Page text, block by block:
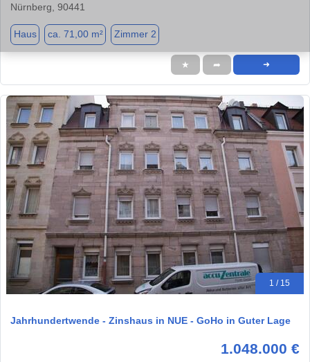
Nürnberg, 90441
Haus ca. 71,00 m² Zimmer 2
★ ➦ ➜
1 / 15
Jahrhundertwende - Zinshaus in NUE - GoHo in Guter Lage
1.048.000 €